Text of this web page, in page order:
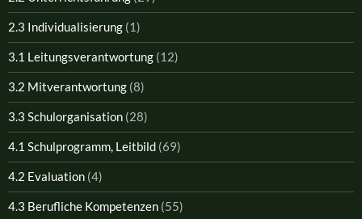
2.3 Individualisierung (1)
3.1 Leitungsverantwortung (12)
3.2 Mitverantwortung (8)
3.3 Schulorganisation (28)
4.1 Schulprogramm, Leitbild (69)
4.2 Evaluation (4)
4.3 Berufliche Kompetenzen (55)